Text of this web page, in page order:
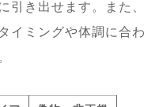
引き出せます。また、
イミングや体調に合わ